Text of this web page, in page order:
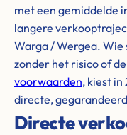
met een gemiddelde
langere
Warga / Wergea.
zonder het risico of
voorwaarden, kiest
directe,
Directe